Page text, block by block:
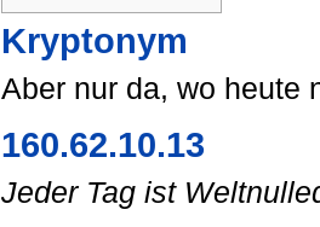
Kryptonym
Aber nur da, wo heute
160.62.10.13
Jeder Tag ist